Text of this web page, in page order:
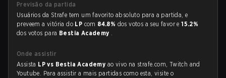
Previsão da partida
Usuários da Strafe tem um favorito absoluto para a partida, e
preveem a vitória do LP com 84.8% dos votos a seu favor e15.2%
dos votos para Bestia Academy .
Onde assistir
Assista LP vs Bestia Academy ao vivo na strafe.com, Twitch and
Youtube. Para assistir a mais partidas como esta, visite o